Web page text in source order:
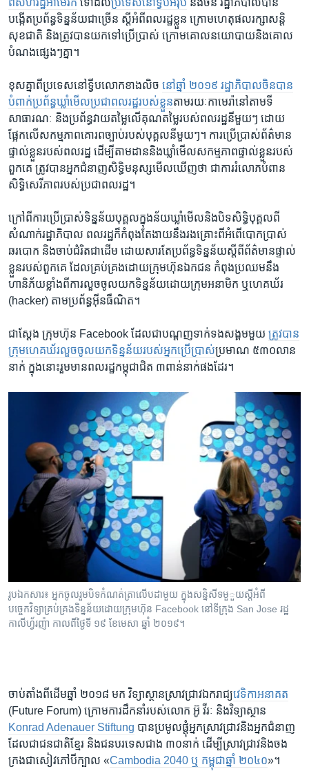
បង្កើត​ប្រព័ន្ធ​ទិន្នន័យ​ជាច្រើន ស្តី​អំពី​ពលរដ្ឋ​ខ្លួន ក្រោម​ហេតុផល​រក្សា​សន្តិ
សុខ​ជាតិ និង​ត្រូវបាន​យក​ទៅ​ប្រើប្រាស់ ក្រោម​គោលនយោបាយ​និង​គោល​
បំណង​ផ្សេងៗ​គ្នា។
ខុសគ្នា​ពី​ប្រទេស​នៅ​ទ្វីប​លោក​ខាង​លិច នៅឆ្នាំ ២០១៩ រដ្ឋាភិបាល​ចិន​បាន​
បំពាក់​ប្រព័ន្ធ​ឃ្លាំមើល​ប្រជា​ពលរដ្ឋ​របស់​ខ្លួន​តាមរយៈ​កាមេរ៉ា​នៅតាម​ទី​
សាធារណៈ និង​ប្រព័ន្ធ​វាយ​តម្លៃ​លើ​គុណ​តម្លៃ​របស់​ពលរដ្ឋ​នីមួយៗ ដោយ​
ផ្អែក​លើ​សកម្មភាព​គោរព​ច្បាប់​របស់​បុគ្គល​នីមួយៗ។ ការ​ប្រើប្រាស់​ព័ត៌មាន​
ផ្ទាល់ខ្លួន​របស់​ពលរដ្ឋ ដើម្បី​តាមដាន​និង​ឃ្លាំមើល​សកម្មភាព​ផ្ទាល់ខ្លួន​របស់​
ពួកគេ ត្រូវបាន​អ្នក​ជំនាញ​សិទ្ធិ​មនុស្ស​មើលឃើញ​ថា ជា​ការ​រំលោភ​បំពាន​
សិទ្ធិសេរីភាព​របស់​ប្រជា​ពលរដ្ឋ។
ក្រៅពី​ការ​ប្រើប្រាស់​ទិន្នន័យ​បុគ្គល​ក្នុង​ន័យ​ឃ្លាំមើល​និង​បិទ​សិទ្ធិ​បុគ្គល​ពី​
សំណាក់​រដ្ឋាភិបាល ពលរដ្ឋ​ក៏​កំពុងតែ​ងាយ​នឹង​រងគ្រោះ​ពី​អំពើ​បោកប្រាស់
ឆរបោក និង​ចាប់​ជំរិត​ជាដើម ដោយសារ​តែ​ប្រព័ន្ធ​ទិន្នន័យ​ស្តីពី​ព័ត៌មាន​ផ្ទាល់
ខ្លួន​របស់​ពួកគេ ដែល​គ្រប់គ្រង​ដោយ​ក្រុមហ៊ុន​ឯកជន កំពុង​ប្រឈម​នឹង​
ហានិភ័យ​ខ្លាំង​ពី​ការ​លួចចូល​យក​ទិន្នន័យ​ដោយ​ក្រុមអនាមិក ឬហេគឃ័រ
(hacker) តាម​ប្រព័ន្ធ​អ៊ីនធឺណិត។
ជាស្តែង ក្រុមហ៊ុន Facebook ដែល​ជា​បណ្តញ​ទាក់ទង​សង្គម​មួយ ត្រូវបាន​
ក្រុម​ហេគឃ័រ​លួច​ចូល​យក​ទិន្នន័យ​របស់​អ្នក​ប្រើប្រាស់​ប្រមាណ ៥៣០​លាន​
នាក់ ក្នុងនោះ​រួមមាន​ពលរដ្ឋ​កម្ពុជា​ជិត ៣​ពាន់នាក់​ផង​ដែរ។
រូបឯកសារ៖ អ្នកចូលរួមបិទកំណត់ត្រាលើបដាមួយ ក្នុងសន្និសីទមួួយស្តីអំពី
បច្ចេកវិទ្យាគ្រប់គ្រងទិន្នន័យដោយក្រុមហ៊ុន Facebook នៅទីក្រុង San Jose រដ្ឋ
កាលីហ្វ័រញ៉ា កាលពីថ្ងៃទី ១៩ ខែមេសា ឆ្នាំ ២០១៩។
ចាប់តាំងពី​ដើម​ឆ្នាំ ២០១៨ មក វិទ្យាស្ថាន​ស្រាវជ្រាវ​ឯករាជ្យ​វេទិកាអនាគត
(Future Forum) ក្រោម​ការ​ដឹកនាំ​របស់​លោក អ៊ូ វីរៈ និង​វិទ្យាស្ថាន
Konrad Adenauer Stiftung បាន​ប្រមូល​ផ្តុំ​អ្នក​ស្រាវជ្រាវ​និង​អ្នក​ជំនាញ​
ដែល​ជា​ជនជាតិ​ខ្មែរ និង​ជន​បរទេស​ជាង ៣០​នាក់ ដើម្បី​ស្រាវជ្រាវ​និង​ចង
ក្រង​ជា​សៀវភៅ​បី​ក្បាល «Cambodia 2040 ឬ កម្ពុជាឆ្នាំ ២០៤០»។